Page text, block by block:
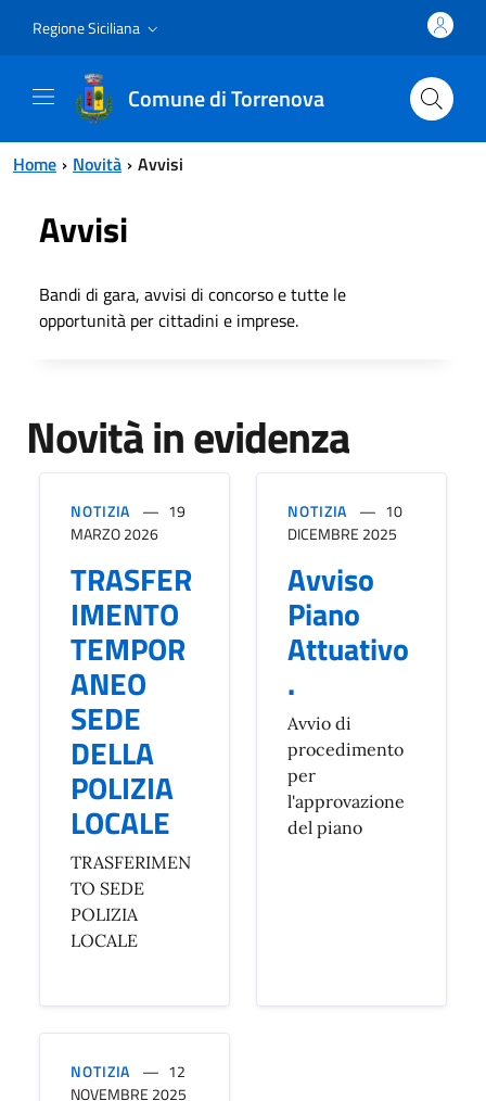
Regione Siciliana
Comune di Torrenova
Home Novità Avvisi
Avvisi
Bandi di gara, avvisi di concorso e tutte le
opportunità per cittadini e imprese.
Novità in evidenza
NOTIZIA
19
MARZO 2026
TRASFER
IMENTO
TEMPOR
ANEO
SEDE
DELLA
POLIZIA
LOCALE
TRASFERIMEN
TO SEDE
POLIZIA
LOCALE
NOTIZIA
10
DICEMBRE 2025
Avviso
Piano
Attuativo
.
Avvio di
procedimento
per
l'approvazione
del piano
NOTIZIA
12
NOVEMBRE 2025